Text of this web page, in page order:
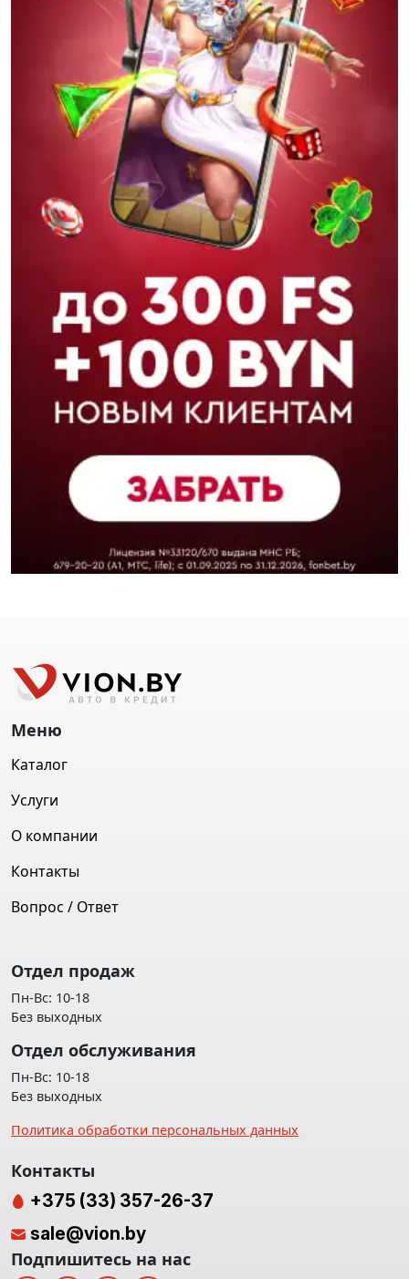
Меню
Каталог
Услуги
О компании
Контакты
Вопрос / Ответ
Отдел продаж
Пн-Вс: 10-18
Без выходных
Отдел обслуживания
Пн-Вс: 10-18
Без выходных
Политика обработки персональных данных
Контакты
+375 (33) 357-26-37
sale@vion.by
Подпишитесь на нас